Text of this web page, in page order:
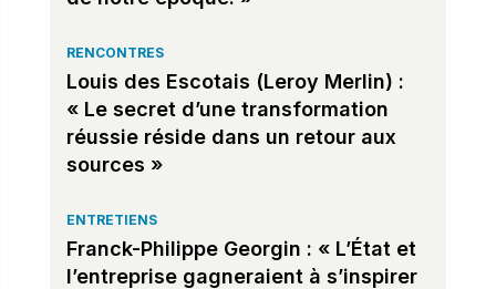
RENCONTRES
Louis des Escotais (Leroy Merlin) :
« Le secret d’une transformation
réussie réside dans un retour aux
sources »
ENTRETIENS
Franck-Philippe Georgin : « L’État et
l’entreprise gagneraient à s’inspirer